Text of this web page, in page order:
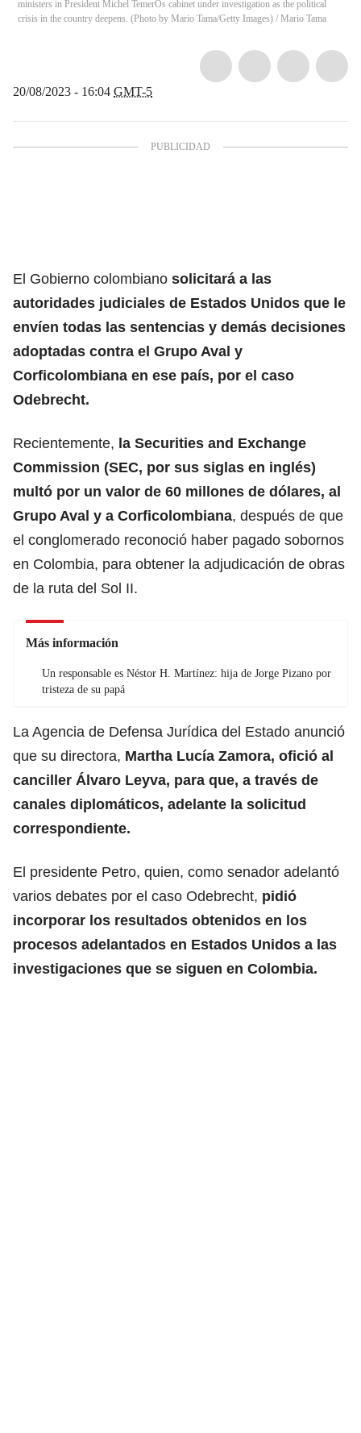
ministers in President Michel TemerÕs cabinet under investigation as the political
crisis in the country deepens. (Photo by Mario Tama/Getty Images) / Mario Tama
20/08/2023 - 16:04 GMT-5
El Gobierno colombiano solicitará a las
autoridades judiciales de Estados Unidos que le
envíen todas las sentencias y demás decisiones
adoptadas contra el Grupo Aval y
Corficolombiana en ese país, por el caso
Odebrecht.
Recientemente, la Securities and Exchange
Commission (SEC, por sus siglas en inglés)
multó por un valor de 60 millones de dólares, al
Grupo Aval y a Corficolombiana, después de que
el conglomerado reconoció haber pagado sobornos
en Colombia, para obtener la adjudicación de obras
de la ruta del Sol II.
Más información
Un responsable es Néstor H. Martínez: hija de Jorge Pizano por
tristeza de su papá
La Agencia de Defensa Jurídica del Estado anunció
que su directora, Martha Lucía Zamora, ofició al
canciller Álvaro Leyva, para que, a través de
canales diplomáticos, adelante la solicitud
correspondiente.
El presidente Petro, quien, como senador adelantó
varios debates por el caso Odebrecht, pidió
incorporar los resultados obtenidos en los
procesos adelantados en Estados Unidos a las
investigaciones que se siguen en Colombia.